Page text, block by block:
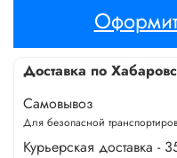
Доставка по
Самовывоз
Для безопасной
Курьерская доставка -